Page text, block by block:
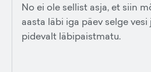
No ei ole sellist asja, et siin
aasta läbi iga päev selge
pidevalt läbipaistmatu.